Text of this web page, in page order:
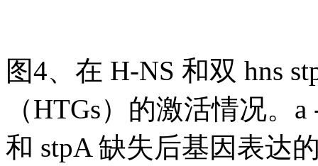
图4、在 H-NS 和双 hns
（HTGs）的激活情况。
和 stpA 缺失后基因表达